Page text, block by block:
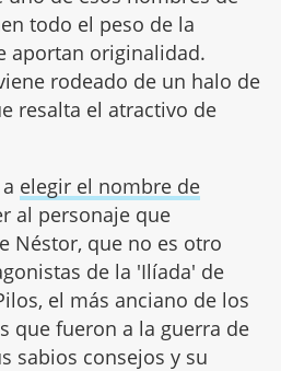
todo el peso de la
aportan originalidad.
rodeado de un halo de
resalta el atractivo de
elegir el nombre de
al personaje que
Néstor, que no es otro
de la 'Ilíada' de
el más anciano de los
que fueron a la guerra de
sabios consejos y su